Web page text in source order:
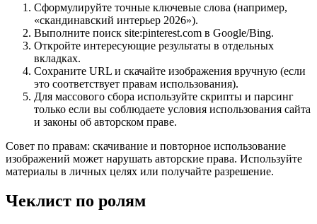
Сформулируйте точные ключевые слова (например,
«скандинавский интерьер 2026»).
Выполните поиск site:pinterest.com в Google/Bing.
Откройте интересующие результаты в отдельных
вкладках.
Сохраните URL и скачайте изображения вручную (если
это соответствует правам использования).
Для массового сбора используйте скрипты и парсинг
только если вы соблюдаете условия использования сайта
и законы об авторском праве.
Совет по правам: скачивание и повторное использование
изображений может нарушать авторские права. Используйте
материалы в личных целях или получайте разрешение.
Чеклист по ролям